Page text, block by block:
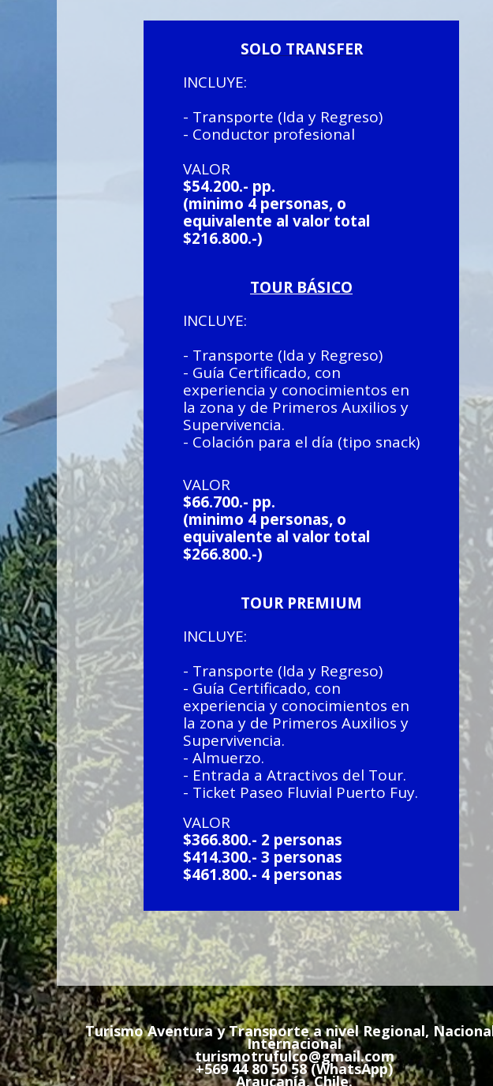
SOLO TRANSFER
INCLUYE:
- Transporte (Ida y Regreso)
- Conductor profesional
VALOR
$54.200.- pp.
(minimo 4 personas, o
equivalente al valor total
$216.800.-)
TOUR BÁSICO
INCLUYE:
- Transporte (Ida y Regreso)
- Guía Certificado, con
experiencia y conocimientos en
la zona y de Primeros Auxilios y
Supervivencia.
- Colación para el día (tipo snack)
VALOR
$66.700.- pp.
(minimo 4 personas, o
equivalente al valor total
$266.800.-)
TOUR PREMIUM
INCLUYE:
- Transporte (Ida y Regreso)
- Guía Certificado, con
experiencia y conocimientos en
la zona y de Primeros Auxilios y
Supervivencia.
- Almuerzo.
- Entrada a Atractivos del Tour.
- Ticket Paseo Fluvial Puerto Fuy.
VALOR
$366.800.- 2 personas
$414.300.- 3 personas
$461.800.- 4 personas
Turismo Aventura y Transporte a nivel Regional,
Internacional
turismotrufulco@gmail.com
+569 44 80 50 58 (WhatsApp)
Araucanía, Chile.